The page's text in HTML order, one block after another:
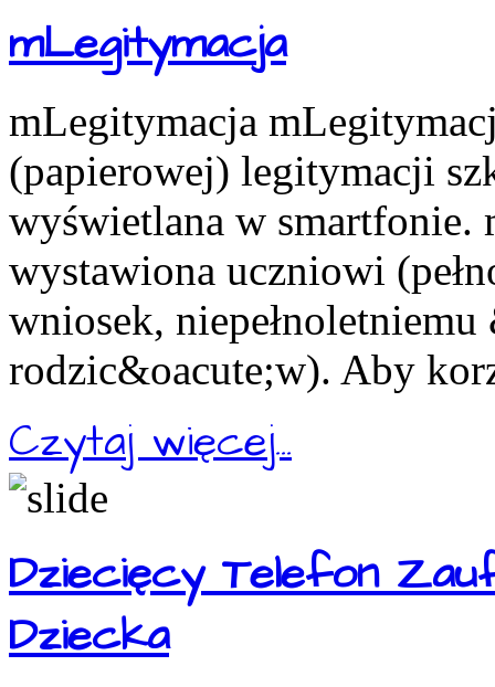
mLegitymacja
mLegitymacja
(papierowej) legitymacji
wyświetlana w smartfonie.
wystawiona uczniowi
wniosek,
rodzic&oacute;w). Aby
Czytaj więcej...
Dziecięcy Telefon
Dziecka